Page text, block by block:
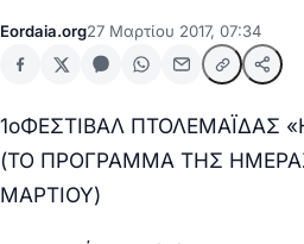
Eordaia.org27 Μαρτίου 2017, 07:34
1oΦΕΣΤΙΒΑΛ ΠΤΟΛΕΜΑΪΔΑΣ
(ΤΟ ΠΡΟΓΡΑΜΜΑ ΤΗΣ
ΜΑΡΤΙΟΥ)